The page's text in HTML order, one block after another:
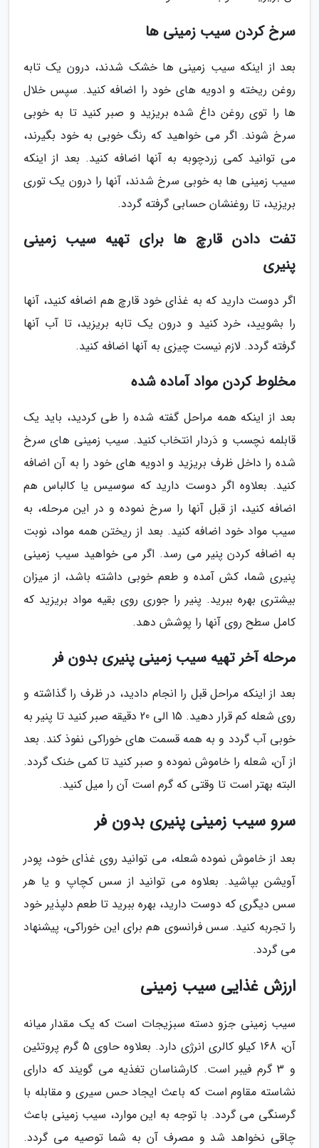
سرخ کردن سیب زمینی ها
بعد از اینکه سیب زمینی ها خشک شدند، درون یک تابه
روغن ریخته و ادویه های خود را اضافه کنید. سپس خلال
ها را توی روغن داغ شده بریزید و صبر کنید تا به خوبی
سرخ شوند. اگر می خواهید که رنگ خوبی به خود بگیرند،
می توانید کمی زردچوبه به آنها اضافه کنید. بعد از اینکه
سیب زمینی ها به خوبی سرخ شدند، آنها را درون یک توری
بریزید، تا روغنشان حسابی گرفته گردد.
تفت دادن قارچ ها برای تهیه سیب زمینی
پنیری
اگر دوست دارید که به غذای خود قارچ هم اضافه کنید، آنها
را بشویید، خرد کنید و درون یک تابه بریزید، تا آب آنها
گرفته گردد. لازم نیست چیزی به آنها اضافه کنید.
مخلوط کردن مواد آماده شده
بعد از اینکه همه مراحل گفته شده را طی کردید، باید یک
قابلمه نچسب و دَردار انتخاب کنید. سیب زمینی های سرخ
شده را داخل ظرف بریزید و ادویه های خود را به آن اضافه
کنید. بعلاوه اگر دوست دارید که سوسیس یا کالباس هم
اضافه کنید، از قبل آنها را سرخ نموده و در این مرحله، به
سیب مواد خود اضافه کنید. بعد از ریختن همه مواد، نوبت
به اضافه کردن پنیر می رسد. اگر می خواهید سیب زمینی
پنیری شما، کش آمده و طعم خوبی داشته باشد، از میزان
بیشتری بهره ببرید. پنیر را جوری روی بقیه مواد بریزید که
کامل سطح روی آنها را پوشش دهد.
مرحله آخر تهیه سیب زمینی پنیری بدون فر
بعد از اینکه مراحل قبل را انجام دادید، در ظرف را گذاشته و
روی شعله کم قرار دهید. 15 الی 20 دقیقه صبر کنید تا پنیر به
خوبی آب گردد و به همه قسمت های خوراکی نفوذ کند. بعد
از آن، شعله را خاموش نموده و صبر کنید تا کمی خنک گردد.
البته بهتر است تا وقتی که گرم است آن را میل کنید.
سرو سیب زمینی پنیری بدون فر
بعد از خاموش نموده شعله، می توانید روی غذای خود، پودر
آویشن بپاشید. بعلاوه می توانید از سس کچاپ و یا هر
سس دیگری که دوست دارید، بهره ببرید تا طعم دلپذیر خود
را تجربه کنید. سس فرانسوی هم برای این خوراکی، پیشنهاد
می گردد.
ارزش غذایی سیب زمینی
سیب زمینی جزو دسته سبزیجات است که یک مقدار میانه
آن، 168 کیلو کالری انرژی دارد. بعلاوه حاوی 5 گرم پروتئین
و 3 گرم فیبر است. کارشناسان تغذیه می گویند که دارای
نشاسته مقاوم است که باعث ایجاد حس سیری و مقابله با
گرسنگی می گردد. با توجه به این موارد، سیب زمینی باعث
چاقی نخواهد شد و مصرف آن به شما توصیه می گردد.